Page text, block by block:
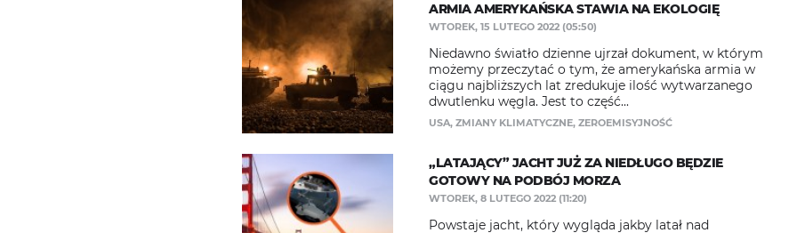
ARMIA AMERYKAŃSKA STAWIA NA EKOLOGIĘ
WTOREK, 15 LUTEGO 2022 (05:50)
Niedawno światło dzienne ujrzał dokument, w którym
możemy przeczytać o tym, że amerykańska armia w
ciągu najbliższych lat zredukuje ilość wytwarzanego
dwutlenku węgla. Jest to część...
USA, ZMIANY KLIMATYCZNE, ZEROEMISYJNOŚĆ
„LATAJĄCY” JACHT JUŻ ZA NIEDŁUGO BĘDZIE
GOTOWY NA PODBÓJ MORZA
WTOREK, 8 LUTEGO 2022 (11:20)
Powstaje jacht, który wygląda jakby latał nad